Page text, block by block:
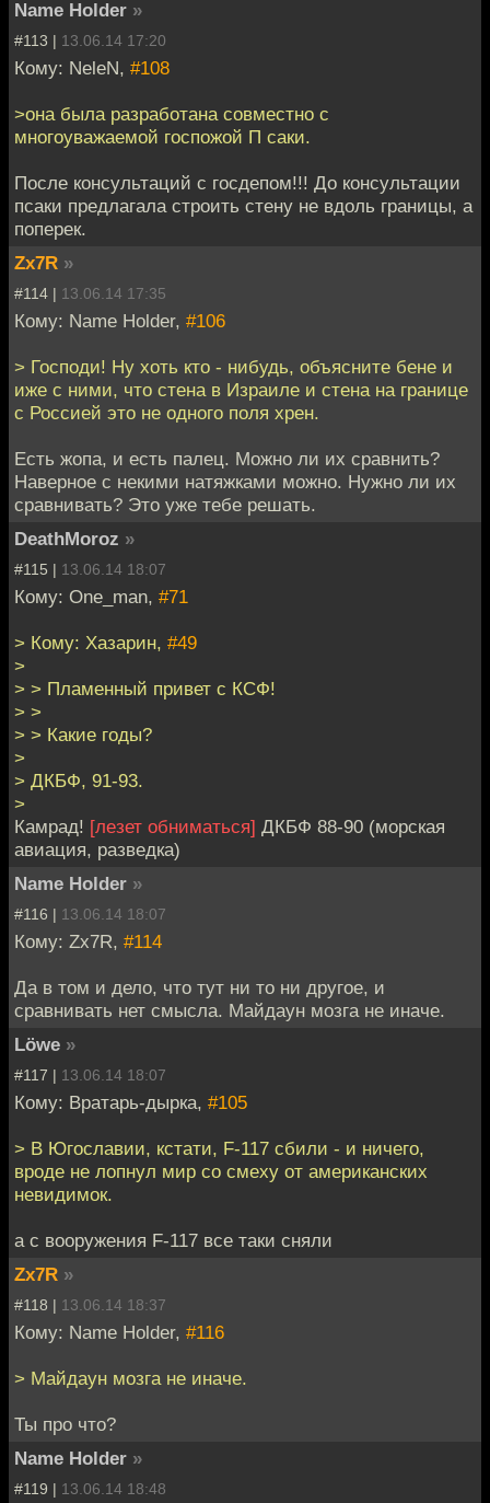
Name Holder »
#113 | 13.06.14 17:20
Кому: NeleN, #108
>она была разработана совместно с
многоуважаемой госпожой П саки.
После консультаций с госдепом!!! До консультации
псаки предлагала строить стену не вдоль границы, а
поперек.
Zx7R »
#114 | 13.06.14 17:35
Кому: Name Holder, #106
> Господи! Ну хоть кто - нибудь, объясните бене и
иже с ними, что стена в Израиле и стена на границе
с Россией это не одного поля хрен.
Есть жопа, и есть палец. Можно ли их сравнить?
Наверное с некими натяжками можно. Нужно ли их
сравнивать? Это уже тебе решать.
DeathMoroz »
#115 | 13.06.14 18:07
Кому: One_man, #71
> Кому: Хазарин, #49
>
> > Пламенный привет с КСФ!
> >
> > Какие годы?
>
> ДКБФ, 91-93.
>
Камрад! [лезет обниматься] ДКБФ 88-90 (морская
авиация, разведка)
Name Holder »
#116 | 13.06.14 18:07
Кому: Zx7R, #114
Да в том и дело, что тут ни то ни другое, и
сравнивать нет смысла. Майдаун мозга не иначе.
Löwe »
#117 | 13.06.14 18:07
Кому: Вратарь-дырка, #105
> В Югославии, кстати, F-117 сбили - и ничего,
вроде не лопнул мир со смеху от американских
невидимок.
а с вооружения F-117 все таки сняли
Zx7R »
#118 | 13.06.14 18:37
Кому: Name Holder, #116
> Майдаун мозга не иначе.
Ты про что?
Name Holder »
#119 | 13.06.14 18:48